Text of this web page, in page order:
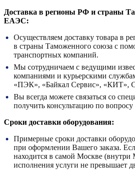
Доставка в регионы РФ и страны
ЕАЭС:
Осуществляем доставку товара в
в страны Таможенного союза с
транспортных компаний.
Мы сотрудничаем с ведущими
компаниями и курьерскими
«ПЭК», «Байкал Сервис», «КИТ»,
Вы всегда можете связаться со
получить консультацию по
Сроки доставки оборудования:
Примерные сроки доставки
при оформлении Вашего заказа.
находится в самой Москве
исполнения услуги не превышает